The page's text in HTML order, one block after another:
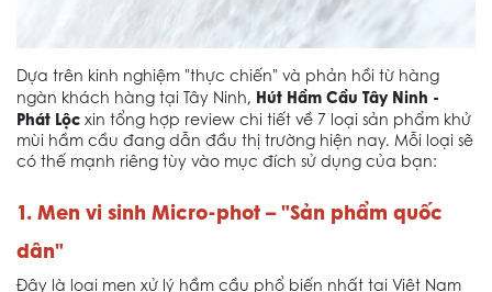
Dựa trên kinh nghiệm "thực chiến" và phản hồi từ hàng
ngàn khách hàng tại Tây Ninh, Hút Hầm Cầu Tây Ninh -
Phát Lộc xin tổng hợp review chi tiết về 7 loại sản phẩm khử
mùi hầm cầu đang dẫn đầu thị trường hiện nay. Mỗi loại sẽ
có thế mạnh riêng tùy vào mục đích sử dụng của bạn:
1. Men vi sinh Micro-phot – "Sản phẩm quốc
dân"
Đây là loại men xử lý hầm cầu phổ biến nhất tại Việt Nam